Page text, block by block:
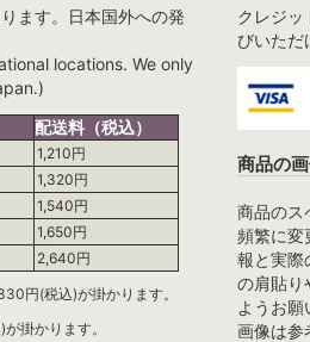
ます。日本国外への発
locations. We only
配送料（税込）
1,210円
1,320円
1,540円
1,650円
2,640円
円(税込)が掛かります。
掛かります。
クレジッ
びいただ
商品の
商品のス
頻繁に変
報と実際
の肩貼り
ようお願
画像は参